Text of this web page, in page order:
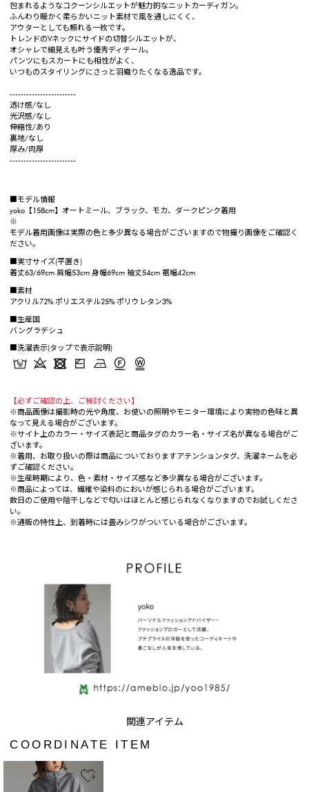
包まれるようなコクーンシルエットが魅力的なニットカーディガン。
ふんわり暖かく柔らかいニット素材で風を通しにくく、
アウターとしても頼れる一枚です。
トレンドのVネックにサイドの切替シルエットが、
オシャレで細見えも叶う優秀ディテール。
パンツにもスカートにも相性がよく、
いつものスタイリングにさっと羽織りたくなる逸品です。
------------------------
透け感/なし
光沢感/なし
伸縮性/あり
裏地/なし
厚み/肉厚
------------------------
■モデル情報
yoko【158cm】オートミール、ブラック、モカ、ダークピンク着用
※
モデル着用画像は実際の色と多少異なる場合がございますので物撮り画像をご確認く
ださい。
■実寸サイズ(平置き)
着丈63/69cm 肩幅53cm 身幅69cm 袖丈54cm 裾幅42cm
■素材
アクリル72% ポリエステル25% ポリウレタン3%
■生産国
バングラデシュ
■洗濯表示(タップで表示説明)
【必ずご確認の上、ご検討ください】
※商品画像は撮影時の光や角度、お使いの照明やモニター環境により実物の色味と異
なって見える場合がございます。
※サイト上のカラー・サイズ表記と商品タグのカラー名・サイズ名が異なる場合がご
ざいます。
※着用、お取り扱いの際は商品についておりますアテンションタグ、洗濯ネームを必
ずご確認ください。
※生産時期により、色・素材・サイズ感など多少異なる場合がございます。
※商品によっては、繊維や染料のにおいが感じられる場合がございます。
数日のご使用や陰干しなどで匂いはほとんど感じられなくなりますのでお試しくださ
い。
※通販の特性上、到着時には畳みシワがついている場合がございます。
COORDINATE ITEM